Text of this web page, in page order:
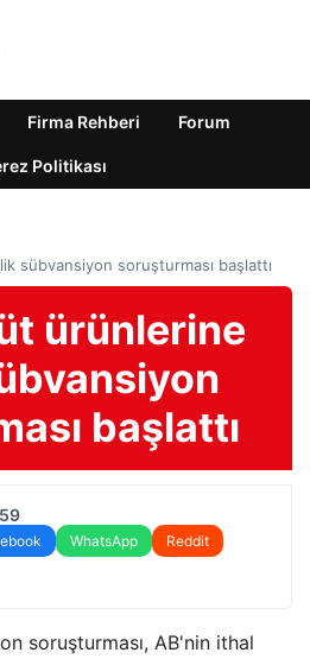
Firma Rehberi Forum
Politikası
sübvansiyon soruşturması başlattı
ürünlerine
başlattı
WhatsApp
Reddit
soruşturması, AB'nin ithal